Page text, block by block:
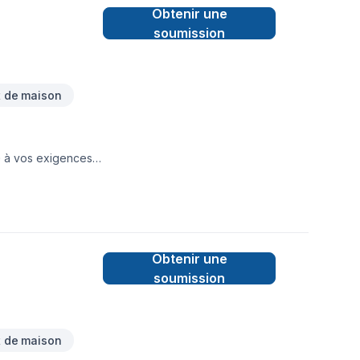
de maison
à vos exigences.
fois les heures
Obtenir une
soumission
de maison
Obtenir une
soumission